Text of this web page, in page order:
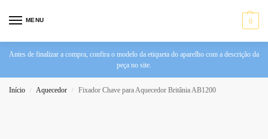
MENU 0
Antes de finalizar a compra, confira o modelo da etiqueta do aparelho com a descrição da
peça no site.
Início / Aquecedor / Fixador Chave para Aquecedor Britânia AB1200